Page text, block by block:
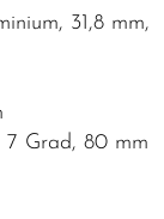
31,8 mm,
7 Grad, 80 mm